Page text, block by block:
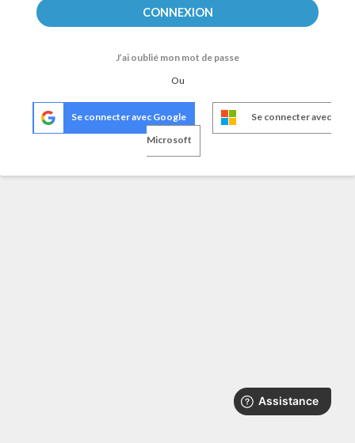
J’ai oublié mon mot de passe
Ou
Se connecter avec Google
Se connecter avec
Microsoft